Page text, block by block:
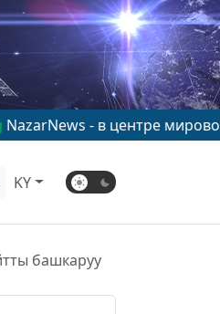
мирового внимания!
KY
башкаруу